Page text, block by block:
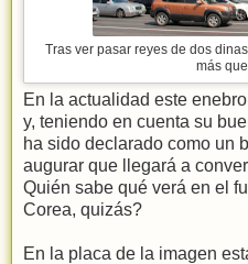
Tras ver pasar reyes de dos
más
En la actualidad este
y, teniendo en cuenta su
ha sido declarado como un
augurar que llegará a
Quién sabe qué verá en el
Corea, quizás?
En la placa de la imagen